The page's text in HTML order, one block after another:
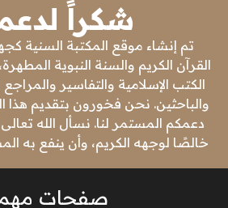
شكراً
تم إنشاء موقع المكتبة السنية
القرآن الكريم والسنة النبوية
الكتب الإسلامية والتفاسير
والباحثين. نحن فخورون بتقديم هذا
دعمكم المستمر لنا. نسأل الله
خالصًا لوجهه الكريم، وأن ينفع به
صفحات